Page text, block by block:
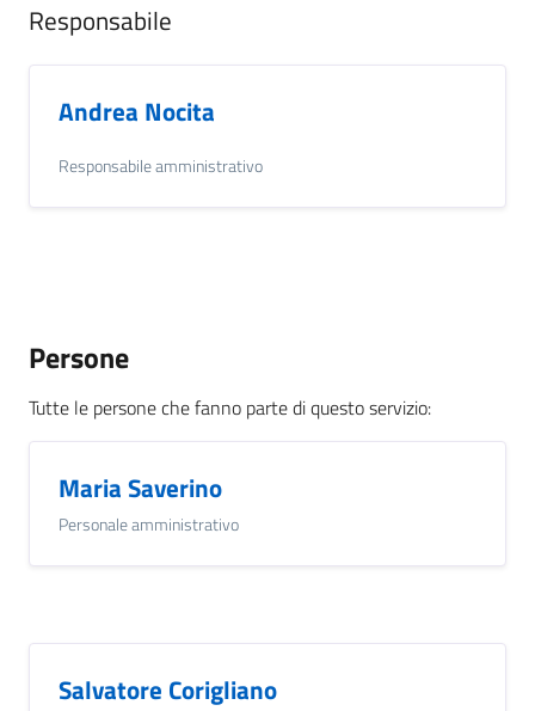
Responsabile
Andrea Nocita
Responsabile amministrativo
Persone
Tutte le persone che fanno parte di questo servizio:
Maria Saverino
Personale amministrativo
Salvatore Corigliano